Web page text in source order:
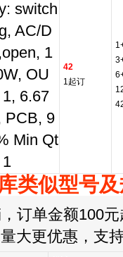
switch
AC/D
1
OU
1, 6.67
PCB, 9
Min Qt
42
1起订
类似型号
订单金额100元
大更优惠，支